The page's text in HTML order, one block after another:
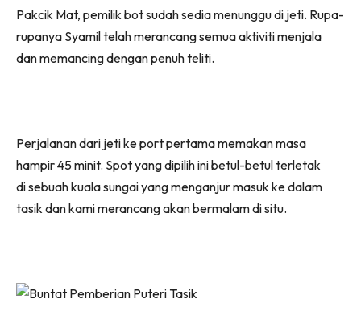
Pakcik Mat, pemilik bot sudah sedia menunggu di jeti. Rupa-
rupanya Syamil telah merancang semua aktiviti menjala
dan memancing dengan penuh teliti.
Perjalanan dari jeti ke port pertama memakan masa
hampir 45 minit. Spot yang dipilih ini betul-betul terletak
di sebuah kuala sungai yang menganjur masuk ke dalam
tasik dan kami merancang akan bermalam di situ.